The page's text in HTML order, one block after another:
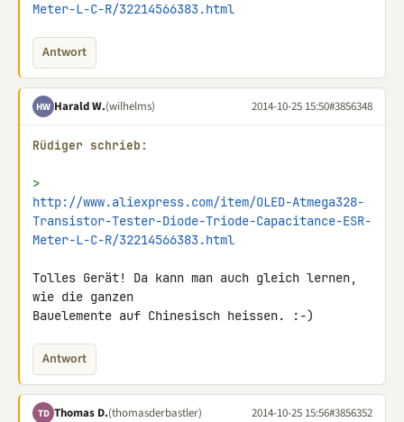
Meter-L-C-R/32214566383.html
Antwort
HW Harald W.(wilhelms) 2014-10-25 15:50#3856348
Rüdiger schrieb:
>
http://www.aliexpress.com/item/OLED-Atmega328-
Transistor-Tester-Diode-Triode-Capacitance-ESR-
Meter-L-C-R/32214566383.html
Tolles Gerät! Da kann man auch gleich lernen,
wie die ganzen
Bauelemente auf Chinesisch heissen. :-)
Antwort
TD Thomas D.(thomasderbastler) 2014-10-25 15:56#3856352